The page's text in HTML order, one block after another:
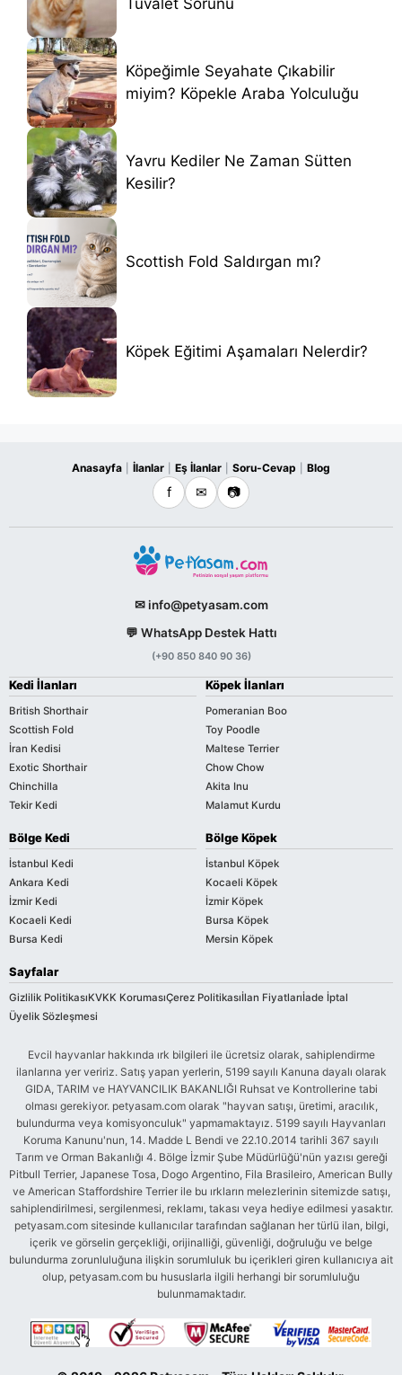
Köpeğimle Seyahate Çıkabilir
miyim? Köpekle Araba Yolculuğu
Yavru Kediler Ne Zaman Sütten
Kesilir?
Scottish Fold Saldırgan mı?
Köpek Eğitimi Aşamaları Nelerdir?
Anasayfa İlanlar Eş İlanlar Soru-Cevap Blog
f ✉ 📷
✉ info@petyasam.com
💬 WhatsApp Destek Hattı
(+90 850 840 90 36)
Kedi İlanları
British Shorthair
Scottish Fold
İran Kedisi
Exotic Shorthair
Chinchilla
Tekir Kedi
Köpek İlanları
Pomeranian Boo
Toy Poodle
Maltese Terrier
Chow Chow
Akita Inu
Malamut Kurdu
Bölge Kedi
İstanbul Kedi
Ankara Kedi
İzmir Kedi
Kocaeli Kedi
Bursa Kedi
Bölge Köpek
İstanbul Köpek
Kocaeli Köpek
İzmir Köpek
Bursa Köpek
Mersin Köpek
Sayfalar
Gizlilik PolitikasıKVKK KorumasıÇerez Politikasıİlan Fiyatlarıİade İptal
Üyelik Sözleşmesi
Evcil hayvanlar hakkında ırk bilgileri ile ücretsiz olarak, sahiplendirme
ilanlarına yer veririz. Satış yapan yerlerin, 5199 sayılı Kanuna dayalı olarak
GIDA, TARIM ve HAYVANCILIK BAKANLIĞI Ruhsat ve Kontrollerine tabi
olması gerekiyor. petyasam.com olarak "hayvan satışı, üretimi, aracılık,
bulundurma veya komisyonculuk" yapmamaktayız. 5199 sayılı Hayvanları
Koruma Kanunu'nun, 14. Madde L Bendi ve 22.10.2014 tarihli 367 sayılı
Tarım ve Orman Bakanlığı 4. Bölge İzmir Şube Müdürlüğü'nün yazısı gereği
Pitbull Terrier, Japanese Tosa, Dogo Argentino, Fila Brasileiro, American Bully
ve American Staffordshire Terrier ile bu ırkların melezlerinin sitemizde satışı,
sahiplendirilmesi, sergilenmesi, reklamı, takası veya hediye edilmesi yasaktır.
petyasam.com sitesinde kullanıcılar tarafından sağlanan her türlü ilan, bilgi,
içerik ve görselin gerçekliği, orijinalliği, güvenliği, doğruluğu ve belge
bulundurma zorunluluğuna ilişkin sorumluluk bu içerikleri giren kullanıcıya ait
olup, petyasam.com bu hususlarla ilgili herhangi bir sorumluluğu
bulunmamaktadır.